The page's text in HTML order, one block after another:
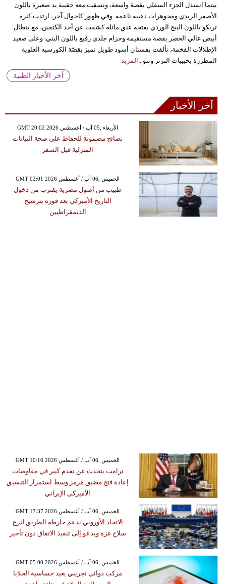
بينما انسدل الجزء السفلي بقصة واسعة، ونسقت معه حقيبة يد صغيرة باللون
الأصفر الزبدي ومجوهرات ذهبية ناعمة. وفي ظهور كاجوال آخر، ارتدت كنزة
تريكو باللون البيج الوردي بفتحة عنق مائلة كشفت عن أحد الكتفين، مع بنطال
أبيض عالي الخصر بقصة مستقيمة وحزام جلدي رفيع باللون البني. وعلى صعيد
الإطلالات الفخمة، تألقت بفستان أسود طويل تميز بقصّة الكورسيه العلوية
المطرزة بحبيبات الترتر وتنو...
المزيد
آخر الأخبار الطبية
آخر الأخبار
GMT 20:02 2026 الأربعاء ,05 آب / أغسطس
نصائح مضمونة للحفاظ على صحة النباتات
المنزلية قبل السفر
GMT 02:01 2026 الخميس ,06 آب / أغسطس
طبيب من أصول مصرية يقترب من دخول
التاريخ الأميركي بعد فوزه بترشيح
الديمقراطيين
GMT 10:16 2026 الخميس ,06 آب / أغسطس
ترامب يتحدث عن تقدم كبير في مفاوضات
إعادة فتح مضيق هرمز وسط استمرار التنسيق
الأميركي الإيراني
GMT 17:37 2026 الخميس ,06 آب / أغسطس
الاتحاد الأوروبي يدعم خارطة الطريق لنزع
سلاح غزة ويدعو إلى تنفيذ الاتفاق دون تأخير
GMT 05:00 2026 الخميس ,06 آب / أغسطس
مركب دوائي تجريبي يعيد حساسية الخلايا